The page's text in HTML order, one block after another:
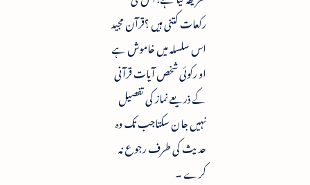
رکعات کتنی ہیں ؟قرآن مجید
اس سلسلہ میں خاموش ہے
او رکوئی شخص آیات قرآنی
کے ذریعے نماز کی تفصیل
نہیں جان سکتاجب تک وہ
حدیث کی طرف رجوع نہ
کرے ۔